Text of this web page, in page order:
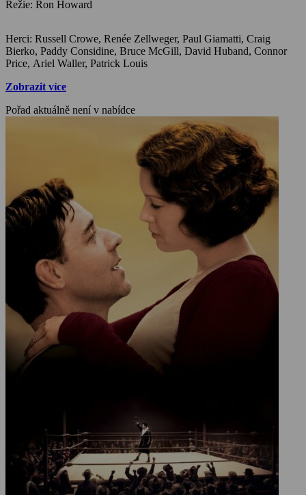
těžké váze. Nepřízeň osudu ani četná obnovená zranění mu
okamžiků Braddockovy sportovní kariéry film působivě zachycuje
atmosféru hospodářské krize se všemi jejími aspekty. Přesvědčivý
výkon v hlavní roli podává populární Russell Crowe, jemuž dobře
sekundují především Renée Zellweger (oddaná manželka Mae) a
Paul Giamatti (manažer Joe Gould).
Režie: Ron Howard
Herci: Russell Crowe, Renée Zellweger, Paul Giamatti, Craig
Bierko, Paddy Considine, Bruce McGill, David Huband, Connor
Price, Ariel Waller, Patrick Louis
Zobrazit více
Pořad aktuálně není v nabídce